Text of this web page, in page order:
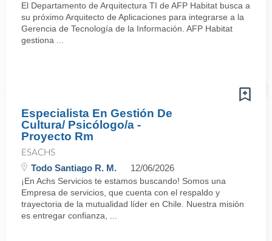
El Departamento de Arquitectura TI de AFP Habitat busca a
su próximo Arquitecto de Aplicaciones para integrarse a la
Gerencia de Tecnología de la Información. AFP Habitat
gestiona ...
Especialista En Gestión De
Cultura/ Psicólogo/a -
Proyecto Rm
ESACHS
Todo Santiago R. M. 12/06/2026
¡En Achs Servicios te estamos buscando! Somos una
Empresa de servicios, que cuenta con el respaldo y
trayectoria de la mutualidad líder en Chile. Nuestra misión
es entregar confianza, ...